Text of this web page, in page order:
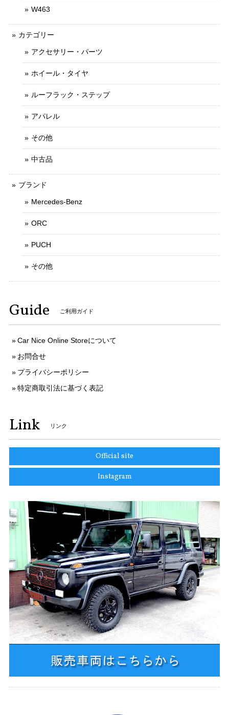
W463
カテゴリー
アクセサリー・パーツ
ホイール・タイヤ
ルーフラック・ステップ
アパレル
その他
中古品
ブランド
Mercedes-Benz
ORC
PUCH
その他
Guide ご利用ガイド
Car Nice Online Storeについて
お問合せ
プライバシーポリシー
特定商取引法に基づく表記
Link リンク
Official site
Instagram